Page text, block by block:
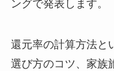
ングで発表します。
還元率の計算方法と
選び方のコツ、家族